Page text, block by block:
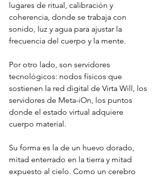
lugares de ritual, calibración y
coherencia, donde se trabaja con
sonido, luz y agua para ajustar la
frecuencia del cuerpo y la mente.
Por otro lado, son servidores
tecnológicos: nodos físicos que
sostienen la red digital de Virta Will, los
servidores de Meta-iOn, los puntos
donde el estado virtual adquiere
cuerpo material.
Su forma es la de un huevo dorado,
mitad enterrado en la tierra y mitad
expuesto al cielo. Como un cerebro